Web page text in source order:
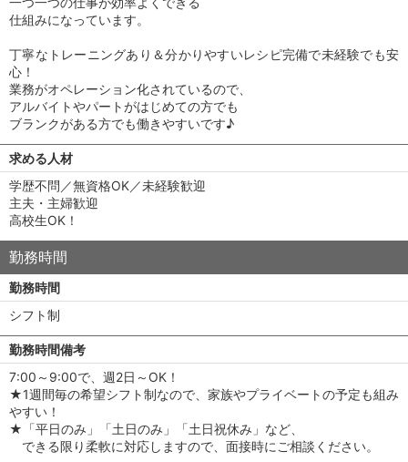
仕組みになっています。
丁寧なトレーニングあり＆分かりやすいレシピ完備で未経験でも安
心！
業務がオペレーション化されているので、
アルバイトやパートがはじめての方でも
ブランクがある方でも働きやすいです♪
求める人材
学歴不問／無資格OK／未経験歓迎
主夫・主婦歓迎
高校生OK！
勤務時間
勤務時間
シフト制
勤務時間備考
7:00～9:00で、週2日～OK！
★1週間毎の希望シフト制なので、家族やプライベートの予定も組み
やすい！
★「平日のみ」「土日のみ」「土日祝休み」など、
できる限り柔軟に対応しますので、面接時にご相談ください。